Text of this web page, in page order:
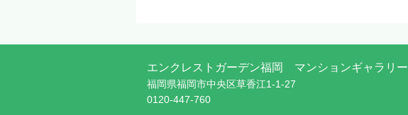
エンクレストガーデン福岡 マンションギャラリー
福岡県福岡市中央区草香江1-1-27
0120-447-760